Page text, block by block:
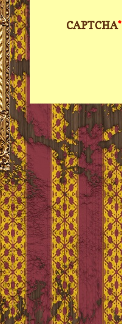
CAPTCHA*